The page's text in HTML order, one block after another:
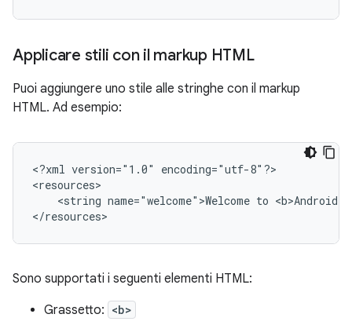
Applicare stili con il markup HTML
Puoi aggiungere uno stile alle stringhe con il markup
HTML. Ad esempio:
<?xml version="1.0"
encoding="utf-8"?>
<string name="welcome">Welcome to
</resources>
Sono supportati i seguenti elementi HTML:
Grassetto: <b>